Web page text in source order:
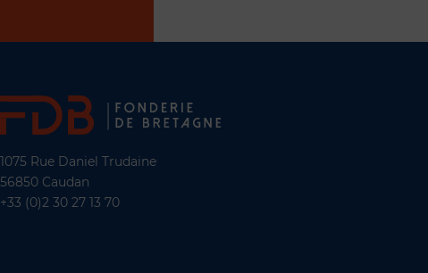
1075 Rue Daniel Trudaine
56850 Caudan
+33 (0)2 30 27 13 70